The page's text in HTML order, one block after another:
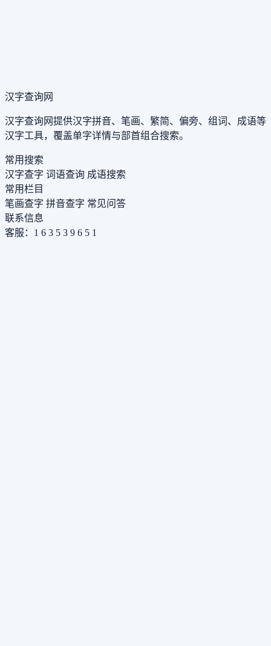
汉字查询网
汉字查询网提供汉字拼音、笔画、繁简、偏旁、组词、成语等
汉字工具，覆盖单字详情与部首组合搜索。
常用搜索
汉字查字 词语查询 成语搜索
常用栏目
笔画查字 拼音查字 常见问答
联系信息
客服：1 6 3 5 3 9 6 5 1